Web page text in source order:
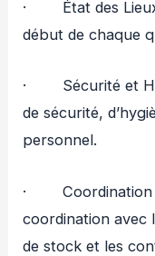
· État des Lieux
début de chaque
· Sécurité et
de sécurité,
personnel.
· Coordination :
coordination avec
de stock et les